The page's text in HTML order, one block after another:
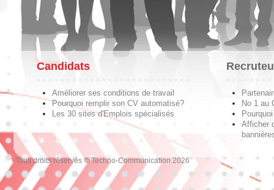
Candidats
Améliorer ses conditions de travail
Pourquoi remplir son CV automatisé?
Les 30 sites d'Emplois spécialisés
No 1 au
Afficher
Tous droits réservés © Techno-Communication 2026